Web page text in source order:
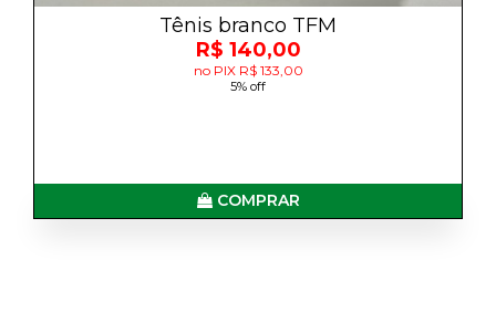
Tênis branco TFM
R$ 140,00
no PIX R$ 133,00
5% off
COMPRAR